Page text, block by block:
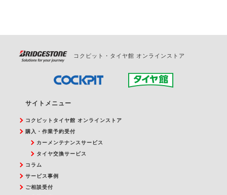
コクピット・タイヤ館 オンラインストア
サイトメニュー
コクピットタイヤ館 オンラインストア
購入・作業予約受付
カーメンテナンスサービス
タイヤ交換サービス
コラム
サービス事例
ご相談受付